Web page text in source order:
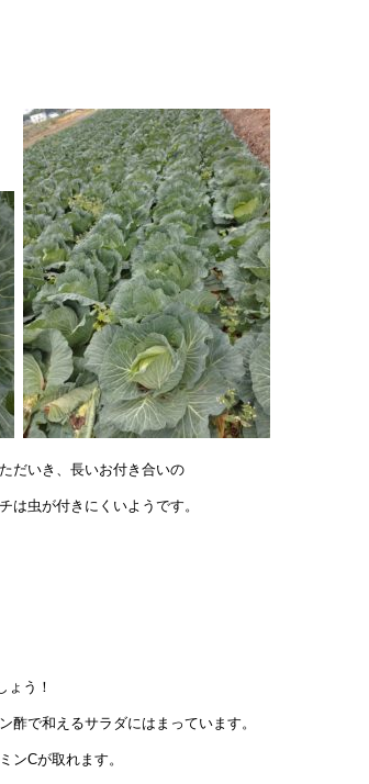
だいき、長いお付き合いの
は虫が付きにくいようです。
ょう！
酢で和えるサラダにはまっています。
ンCが取れます。